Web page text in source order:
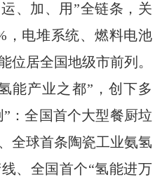
、加、用”全链条，关
，电堆系统、燃料电池
位居全国地级市前列。
能产业之都”，创下多
：全国首个大型餐厨垃
全球首条陶瓷工业氨氢
、全国首个“氢能进万